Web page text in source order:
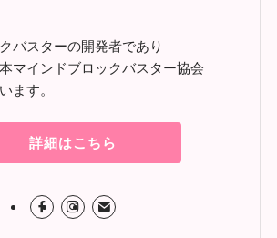
バスターの開発者であり
マインドブロックバスター協会
ます。
詳細はこちら